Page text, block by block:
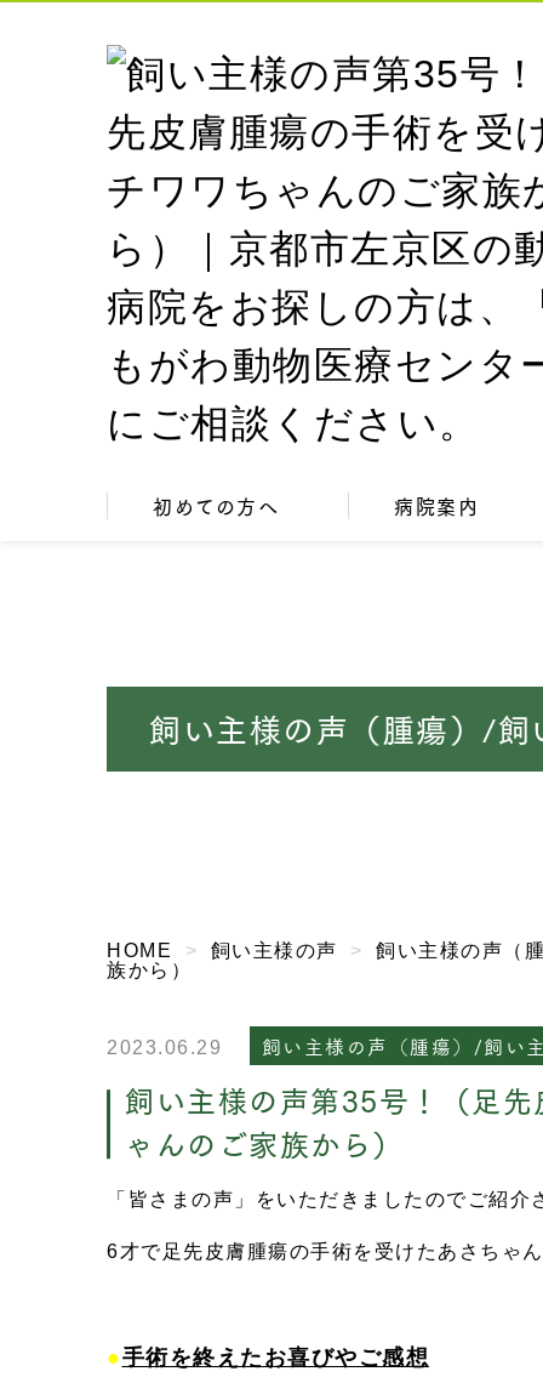
初めての方へ 病院案内
飼い主様の声（腫瘍）/
HOME 飼い主様の声
飼い主様の声（
族から）
2023.06.29 飼い主様の声（腫瘍）/飼い
飼い主様の声第35号！（足
ゃんのご家族から）
「皆さまの声」をいただきましたのでご紹介
6才で足先皮膚腫瘍の手術を受けたあさちゃ
●手術を終えたお喜びやご感想